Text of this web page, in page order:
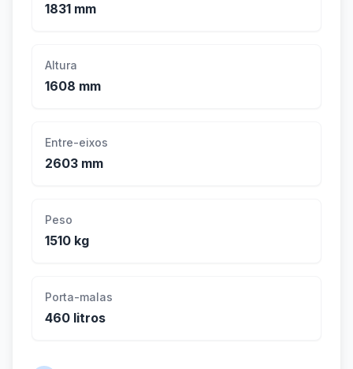
1831 mm
Altura
1608 mm
Entre-eixos
2603 mm
Peso
1510 kg
Porta-malas
460 litros